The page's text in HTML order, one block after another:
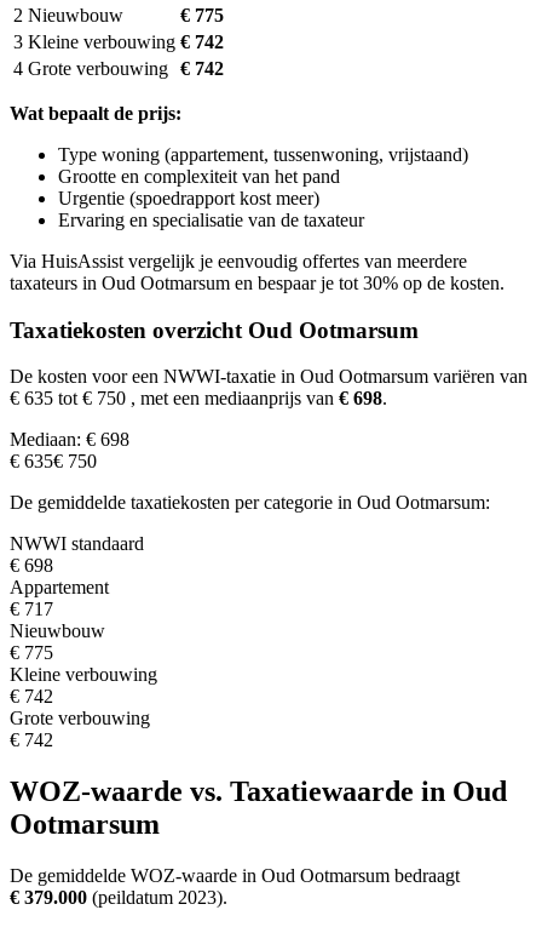
2 Nieuwbouw
€ 775
3 Kleine verbouwing € 742
4 Grote verbouwing € 742
Wat bepaalt de prijs:
Type woning (appartement, tussenwoning, vrijstaand)
Grootte en complexiteit van het pand
Urgentie (spoedrapport kost meer)
Ervaring en specialisatie van de taxateur
Via HuisAssist vergelijk je eenvoudig offertes van meerdere
taxateurs in Oud Ootmarsum en bespaar je tot 30% op de kosten.
Taxatiekosten overzicht Oud Ootmarsum
De kosten voor een NWWI-taxatie in Oud Ootmarsum variëren van
€ 635 tot € 750 , met een mediaanprijs van € 698.
Mediaan: € 698
€ 635€ 750
De gemiddelde taxatiekosten per categorie in Oud Ootmarsum:
NWWI standaard
€ 698
Appartement
€ 717
Nieuwbouw
€ 775
Kleine verbouwing
€ 742
Grote verbouwing
€ 742
WOZ-waarde vs. Taxatiewaarde in Oud
Ootmarsum
De gemiddelde WOZ-waarde in Oud Ootmarsum bedraagt
€ 379.000 (peildatum 2023).